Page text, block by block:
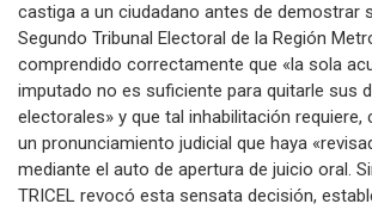
castiga a un ciudadano antes de demostrar
Segundo Tribunal Electoral de la Región
comprendido correctamente que «la sola
imputado no es suficiente para quitarle sus
electorales» y que tal inhabilitación requiere,
un pronunciamiento judicial que haya
mediante el auto de apertura de juicio oral.
TRICEL revocó esta sensata decisión,